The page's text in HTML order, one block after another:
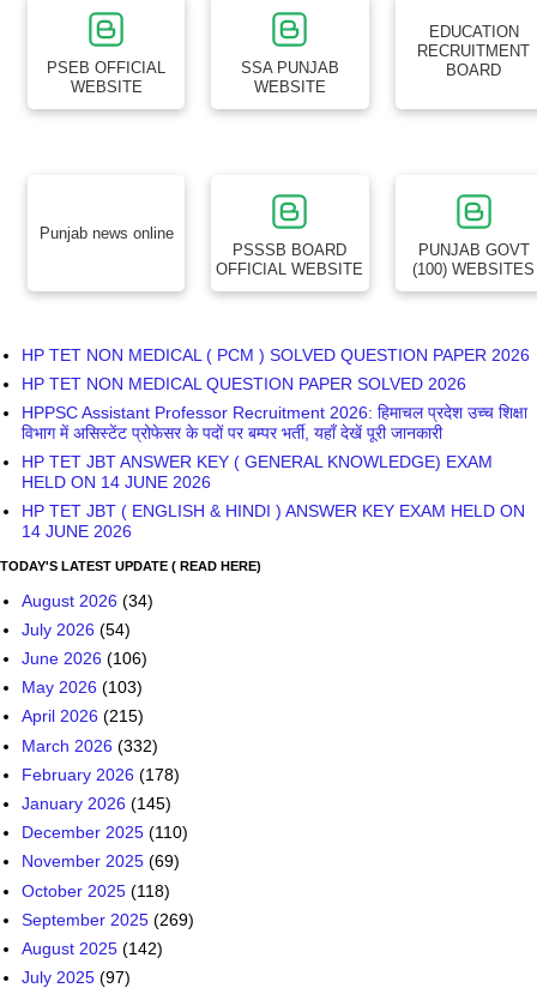
PSEB OFFICIAL
WEBSITE
SSA PUNJAB
WEBSITE
EDUCATION
RECRUITMENT
BOARD
Punjab news online
PSSSB BOARD
OFFICIAL WEBSITE
PUNJAB GOVT
(100) WEBSITES
HP TET NON MEDICAL ( PCM ) SOLVED QUESTION PAPER 2026
HP TET NON MEDICAL QUESTION PAPER SOLVED 2026
HPPSC Assistant Professor Recruitment 2026: हिमाचल प्रदेश उच्च शिक्षा
विभाग में असिस्टेंट प्रोफेसर के पदों पर बम्पर भर्ती, यहाँ देखें पूरी जानकारी
HP TET JBT ANSWER KEY ( GENERAL KNOWLEDGE) EXAM
HELD ON 14 JUNE 2026
HP TET JBT ( ENGLISH & HINDI ) ANSWER KEY EXAM HELD ON
14 JUNE 2026
TODAY'S LATEST UPDATE ( READ HERE)
August 2026 (34)
July 2026 (54)
June 2026 (106)
May 2026 (103)
April 2026 (215)
March 2026 (332)
February 2026 (178)
January 2026 (145)
December 2025 (110)
November 2025 (69)
October 2025 (118)
September 2025 (269)
August 2025 (142)
July 2025 (97)